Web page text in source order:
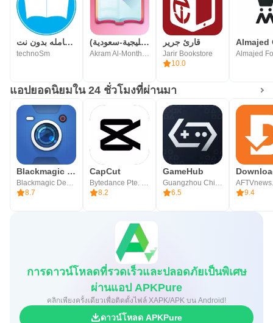
المكتبة الشامله بدون نت
technoSm
رواياتي (عربية-خليجية-سعودية) قارئ جرير
Jarir Bookstore
10.0
แอปยอดนิยมใน 24 ชั่วโมงที่ผ่านมา
Blackmagic Camera
8.7
CapCut
8.2
GameHub
6.5
9.4
การดาวน์โหลดที่รวดเร็วและปลอดภัยเป็นพิเศษ
ผ่านแอป APKPure
คลิกเพียงครั้งเดียวเพื่อติดตั้งไฟล์ XAPK/APK บน Android!
ดาวน์โหลด APKPure